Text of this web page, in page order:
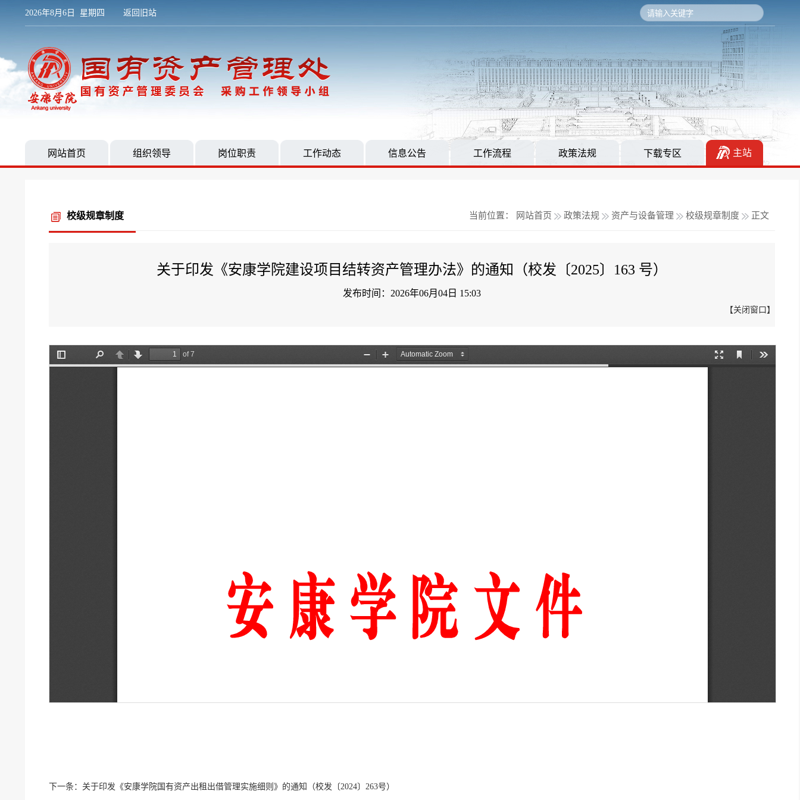
2026年8月6日 星期四 返回旧站
网站首页 组织领导 岗位职责 工作动态 信息公告 工作流程 政策法规 下载专区 主站
校级规章制度 当前位置： 网站首页 政策法规 资产与设备管理 校级规章制度 正文
关于印发《安康学院建设项目结转资产管理办法》的通知（校发〔2025〕163 号）
发布时间：2026年06月04日 15:03
【关闭窗口 】
下一条： 关于印发《安康学院国有资产出租出借管理实施细则》的通知（校发〔2024〕263号）